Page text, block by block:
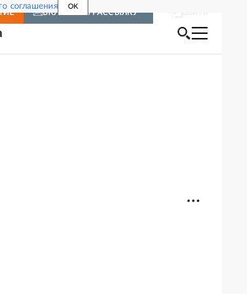
соглашения OK
ВКЛЮЧИТЬ РАССЫЛКУ